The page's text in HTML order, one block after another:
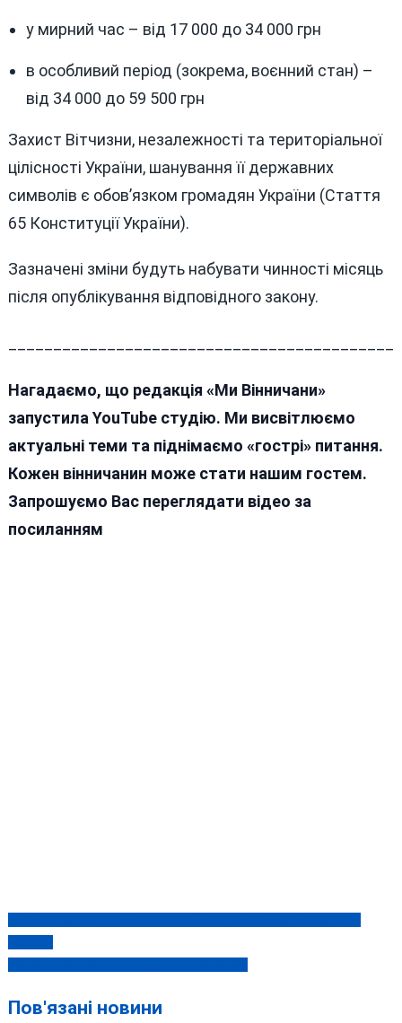
у мирний час – від 17 000 до 34 000 грн
в особливий період (зокрема, воєнний стан) –
від 34 000 до 59 500 грн
Захист Вітчизни, незалежності та територіальної
цілісності України, шанування її державних
символів є обов’язком громадян України (Стаття
65 Конституції України).
Зазначені зміни будуть набувати чинності місяць
після опублікування відповідного закону.
Нагадаємо, що редакція «Ми Вінничани»
запустила YouTube студію. Ми висвітлюємо
актуальні теми та піднімаємо «гострі» питання.
Кожен вінничанин може стати нашим гостем.
Запрошуємо Вас переглядати відео за
посиланням
Навігація
записів
Пов'язані новини